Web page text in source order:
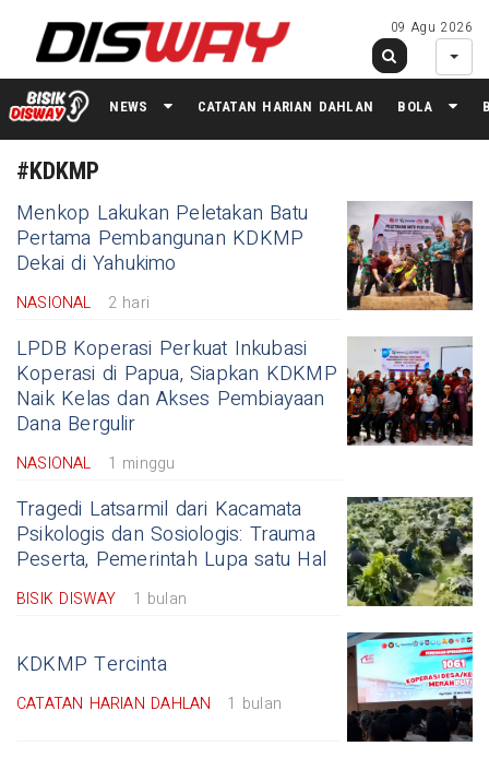
09 Agu 2026
NEWS CATATAN HARIAN DAHLAN BOLA
#KDKMP
Menkop Lakukan Peletakan Batu
Pertama Pembangunan KDKMP
Dekai di Yahukimo
NASIONAL 2 hari
LPDB Koperasi Perkuat Inkubasi
Koperasi di Papua, Siapkan KDKMP
Naik Kelas dan Akses Pembiayaan
Dana Bergulir
NASIONAL 1 minggu
Tragedi Latsarmil dari Kacamata
Psikologis dan Sosiologis: Trauma
Peserta, Pemerintah Lupa satu Hal
BISIK DISWAY 1 bulan
KDKMP Tercinta
CATATAN HARIAN DAHLAN 1 bulan